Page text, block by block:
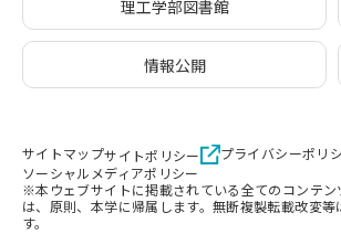
理工学部図書館
情報公開
サイトマップサイトポリシー
プライバシーポリ
ソーシャルメディアポリシー
※本ウェブサイトに掲載されている全てのコンテン
は、原則、本学に帰属します。無断複製転載改変等
す。